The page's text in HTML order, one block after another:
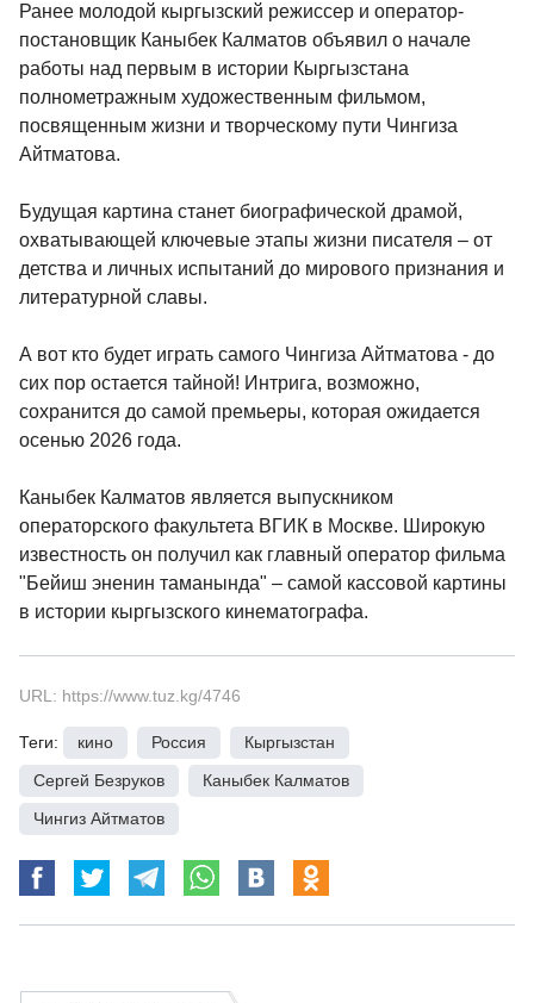
Ранее молодой кыргызский режиссер и оператор-
постановщик Каныбек Калматов объявил о начале
работы над первым в истории Кыргызстана
полнометражным художественным фильмом,
посвященным жизни и творческому пути Чингиза
Айтматова.
Будущая картина станет биографической драмой,
охватывающей ключевые этапы жизни писателя – от
детства и личных испытаний до мирового признания и
литературной славы.
А вот кто будет играть самого Чингиза Айтматова - до
сих пор остается тайной! Интрига, возможно,
сохранится до самой премьеры, которая ожидается
осенью 2026 года.
Каныбек Калматов является выпускником
операторского факультета ВГИК в Москве. Широкую
известность он получил как главный оператор фильма
"Бейиш эненин таманында" – самой кассовой картины
в истории кыргызского кинематографа.
URL: https://www.tuz.kg/4746
Теги: кино Россия Кыргызстан
Сергей Безруков
Каныбек Калматов
Чингиз Айтматов